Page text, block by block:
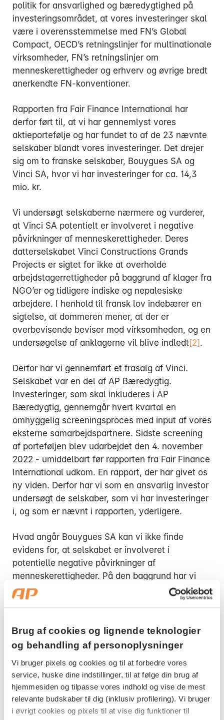
Brug af cookies og lignende teknologier
og behandling af personoplysninger
Vi bruger pixels og cookies og til at forbedre vores
service, huske dine indstillinger, til at følge din brug af
hjemmesiden og tilpasse vores indhold og vise de mest
relevante budskaber til dig (inklusiv profilering). Vi bruger
i øvrigt cookies og pixels til at vise dig funktioner til
politik for ansvarlighed og bæredygtighed på
investeringsområdet, at vores investeringer skal
være i overensstemmelse med FN’s Global
Compact, OECD’s retningslinjer for multinationale
virksomheder, FN’s retningslinjer om
menneskerettigheder og erhverv og øvrige bredt
anerkendte FN-konventioner.
Rapporten fra Fair Finance International har
derfor ført til, at vi har gennemlyst vores
aktieportefølje og har fundet to af de 23 nævnte
selskaber blandt vores investeringer. Det drejer
sig om to franske selskaber, Bouygues SA og
Vinci SA, hvor vi har investeringer for ca. 14,3
mio. kr.
Vi undersøgt selskaberne nærmere og vurderer,
at Vinci SA potentielt er involveret i negative
påvirkninger af menneskerettigheder. Deres
datterselskabet Vinci Constructions Grands
Projects er sigtet for ikke at overholde
arbejdstagerrettigheder på baggrund af klager fra
NGO’er og tidligere indiske og nepalesiske
arbejdere. I henhold til fransk lov indebærer en
sigtelse, at dommeren mener, at der er
overbevisende beviser mod virksomheden, og en
undersøgelse af anklagerne vil blive indledt [2] .
Derfor har vi gennemført et frasalg af Vinci.
Selskabet var en del af AP Bæredygtig.
Investeringer, som skal inkluderes i AP
Bæredygtig, gennemgår hvert kvartal en
omhyggelig screeningsproces med input af vores
eksterne samarbejdspartnere. Sidste screening
af porteføljen blev udarbejdet den 4. november
2022 - umiddelbart før rapporten fra Fair Finance
International udkom. En rapport, der har givet os
ny viden. Derfor har vi som en ansvarlig investor
undersøgt de selskaber, som vi har investeringer
i, og som er nævnt i rapporten, yderligere.
Hvad angår Bouygues SA kan vi ikke finde
evidens for, at selskabet er involveret i
potentielle negative påvirkninger af
menneskerettigheder. På den baggrund har vi
valgt at beholde selskabet i vores portefølje.
hotelkæder i Qatar og deres potentielle negative
påvirkninger af menneskerettigheder og
arbejdstagerrettigheder. Vi har ikke foretaget en
analyse af vores investeringer i de nævnte
selskaber i hotelbranchen.
AP Pension har ikke statsobligationer i Qatar